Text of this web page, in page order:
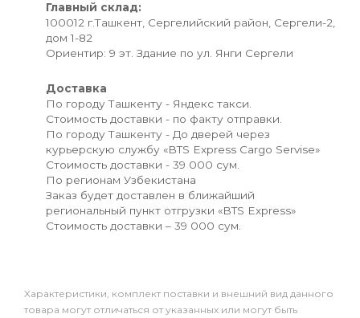
Главный склад:
100012 г.Ташкент, Сергелийский район, Сергели-2,
дом 1-82
Ориентир: 9 эт. Здание по ул. Янги Сергели
Доставка
По городу Ташкенту - Яндекс такси.
Стоимость доставки - по факту отправки.
По городу Ташкенту - До дверей через
курьерскую службу «BTS Express Cargo Servise»
Стоимость доставки - 39 000 сум.
По регионам Узбекистана
Заказ будет доставлен в ближайший
региональный пункт отгрузки «BTS Express»
Стоимость доставки – 39 000 сум.
Xарактеристики, комплект поставки и внешний вид данного
товара могут отличаться от указанных или могут быть